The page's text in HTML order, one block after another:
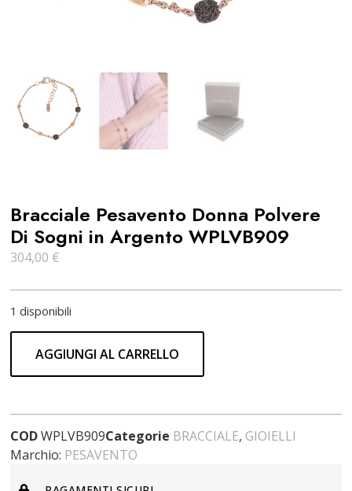
Bracciale Pesavento Donna Polvere
Di Sogni in Argento WPLVB909
304,00 €
1 disponibili
AGGIUNGI AL CARRELLO
CODWPLVB909Categorie BRACCIALE, GIOIELLI
Marchio: PESAVENTO